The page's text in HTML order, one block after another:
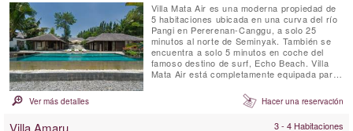
Villa Mata Air es una moderna propiedad de
5 habitaciones ubicada en una curva del río
Pangi en Pererenan-Canggu, a solo 25
minutos al norte de Seminyak. También se
encuentra a solo 5 minutos en coche del
famoso destino de surf, Echo Beach. Villa
Mata Air está completamente equipada para
combinando el estilo abierto balinés con la
comodidad contemporánea occidental. Este
Ver más detalles Hacer una reservación
Villa Amaru 3 - 4 Habitaciones